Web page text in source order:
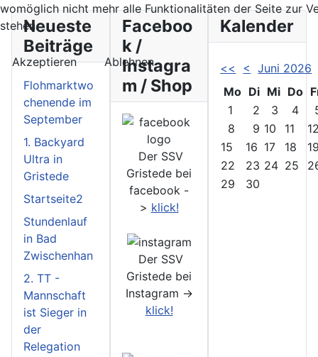
Neueste
Beiträge
Flohmarktwo
chenende im
September
1. Backyard
Ultra in
Gristede
Startseite2
Stundenlauf
in Bad
Zwischenhan
2. TT -
Mannschaft
ist Sieger in
der
Relegation
Faceboo
k /
Instagra
m / Shop
Der SSV
Gristede bei
facebook -
> klick!
Der SSV
Gristede bei
Instagram ->
klick!
Kalender
<< <
Juni 2026
Mo Di Mi Do
1
2 3 4
8
9 10 11
15
16 17 18
22
23 24 25
29
30
womöglich nicht mehr alle Funktionalitäten der Seite zur
stehen.
Akzeptieren Ablehnen